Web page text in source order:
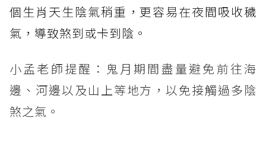
個生肖天生陰氣稍重，更容易在夜間吸收穢
氣，導致煞到或卡到陰。
小孟老師提醒：鬼月期間盡量避免前往海
邊、河邊以及山上等地方，以免接觸過多陰
煞之氣。